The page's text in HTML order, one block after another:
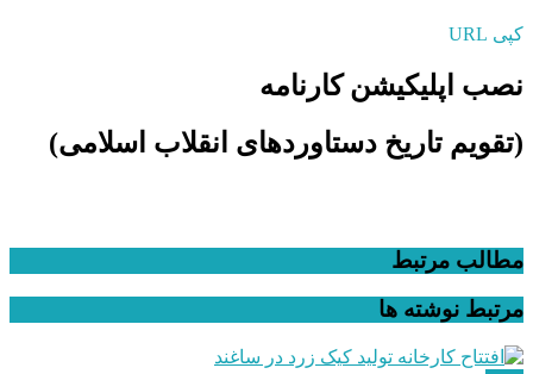
کپی URL
نصب اپلیکیشن کارنامه
(تقویم تاریخ دستاوردهای انقلاب اسلامی​)
مطالب مرتبط
مرتبط نوشته ها